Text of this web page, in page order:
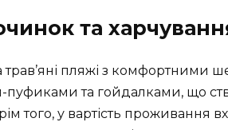
та
трав’яні пляжі з комфортними
пуфиками та гойдалками, що
того, у вартість проживання